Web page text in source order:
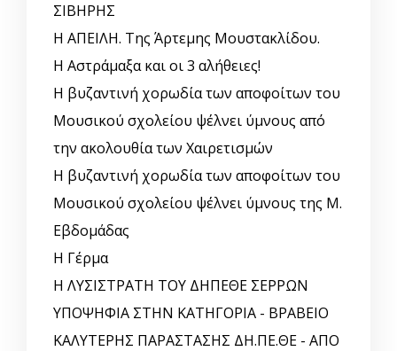
ΣΙΒΗΡΗΣ
Η ΑΠΕΙΛΗ. Της Άρτεμης Μουστακλίδου.
Η Αστράμαξα και οι 3 αλήθειες!
Η βυζαντινή χορωδία των αποφοίτων του
Μουσικού σχολείου ψέλνει ύμνους από
την ακολουθία των Χαιρετισμών
Η βυζαντινή χορωδία των αποφοίτων του
Μουσικού σχολείου ψέλνει ύμνους της Μ.
Εβδομάδας
Η Γέρμα
Η ΛΥΣΙΣΤΡΑΤΗ ΤΟΥ ΔΗΠΕΘΕ ΣΕΡΡΩΝ
ΥΠΟΨΗΦΙΑ ΣΤΗΝ ΚΑΤΗΓΟΡΙΑ - ΒΡΑΒΕΙΟ
ΚΑΛΥΤΕΡΗΣ ΠΑΡΑΣΤΑΣΗΣ ΔΗ.ΠΕ.ΘΕ - ΑΠΟ